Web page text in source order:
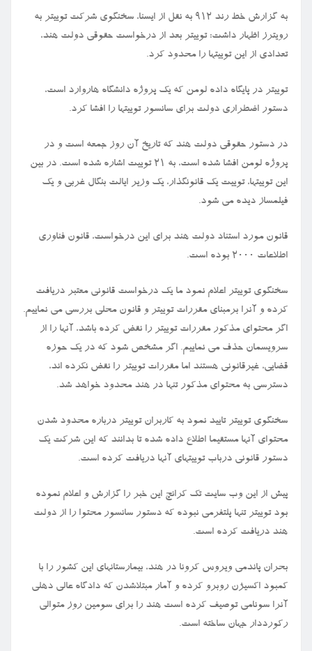
به گزارش خط رند ۹۱۲ به نقل از ایسنا، سخنگوی شرکت توییتر به
رویترز اظهار داشت: توییتر بعد از درخواست حقوقی دولت هند،
تعدادی از این توییتها را محدود کرد.
توییتر در پایگاه داده لومن که یک پروژه دانشگاه هاروارد است،
دستور اضطراری دولت برای سانسور توییتها را افشا کرد.
در دستور حقوقی دولت هند که تاریخ آن روز جمعه است و در
پروژه لومن افشا شده است، به ۲۱ توییت اشاره شده است. در بین
این توییتها، توییت یک قانونگذار، یک وزیر ایالت بنگال غربی و یک
فیلمساز دیده می شود.
قانون مورد استناد دولت هند برای این درخواست، قانون فناوری
اطلاعات ۲۰۰۰ بوده است.
سخنگوی توییتر اعلام نمود ما یک درخواست قانونی معتبر دریافت
کرده و آنرا برمبنای مقررات توییتر و قانون محلی بررسی می نماییم.
اگر محتوای مذکور مقررات توییتر را نقض کرده باشد، آنها را از
سرویسمان حذف می نماییم. اگر مشخص شود که در یک حوزه
قضایی، غیرقانونی هستند اما مقررات توییتر را نقض نکرده اند،
دسترسی به محتوای مذکور تنها در هند محدود خواهد شد.
سخنگوی توییتر تایید نمود به کاربران توییتر درباره محدود شدن
محتوای آنها مستقیما اطلاع داده شده تا بدانند که این شرکت یک
دستور قانونی درباب توییتهای آنها دریافت کرده است.
پیش از این وب سایت تک کرانچ این خبر را گزارش و اعلام نموده
بود توییتر تنها پلتفرمی نبوده که دستور سانسور محتوا را از دولت
هند دریافت کرده است.
بحران پاندمی ویروس کرونا در هند، بیمارستانهای این کشور را با
کمبود اکسیژن روبرو کرده و آمار مبتلاشدن که دادگاه عالی دهلی
آنرا سونامی توصیف کرده است هند را برای سومین روز متوالی
رکورددار جهان ساخته است.